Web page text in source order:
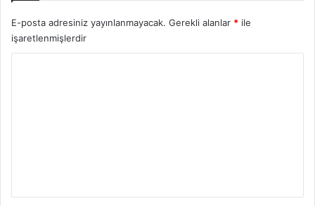
E-posta adresiniz yayınlanmayacak. Gerekli alanlar * ile
işaretlenmişlerdir